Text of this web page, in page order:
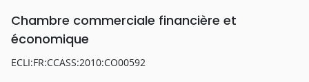
Chambre commerciale financière et
économique
ECLI:FR:CCASS:2010:CO00592